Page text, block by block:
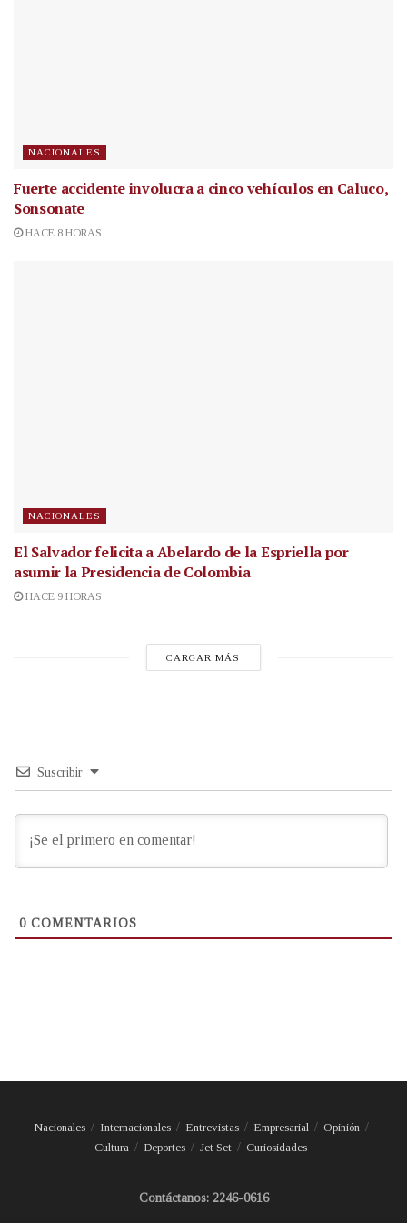
NACIONALES
Fuerte accidente involucra a cinco vehículos en Caluco,
Sonsonate
HACE 8 HORAS
NACIONALES
El Salvador felicita a Abelardo de la Espriella por
asumir la Presidencia de Colombia
HACE 9 HORAS
CARGAR MÁS
Suscribir
0 COMENTARIOS
Nacionales Internacionales Entrevistas Empresarial
Opinión
Cultura
Deportes Jet Set Curiosidades
Contáctanos: 2246-0616